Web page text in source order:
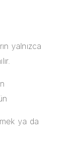
yalnızca
ya da